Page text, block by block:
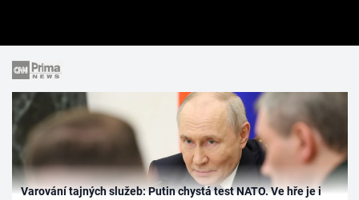
Varování tajných služeb: Putin chystá test NATO. Ve hře je i